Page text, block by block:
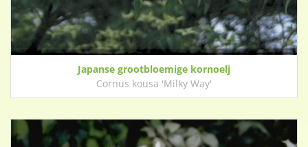
Japanse grootbloemige kornoelj
Cornus kousa 'Milky Way'